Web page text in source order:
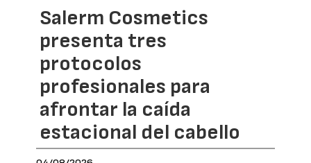
Salerm Cosmetics
presenta tres
protocolos
profesionales para
afrontar la caída
estacional del cabello